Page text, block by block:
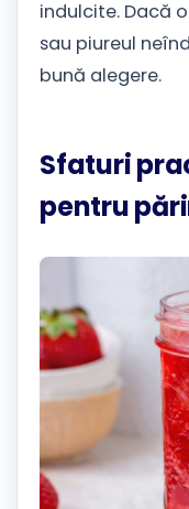
indulcite. Dacă
sau piureul
bună alegere.
Sfaturi
pentru